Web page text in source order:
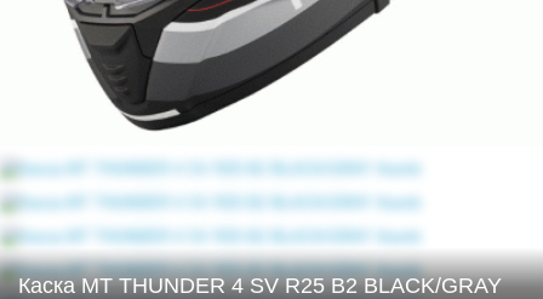
Каска MT THUNDER 4 SV R25 B2 BLACK/GRAY